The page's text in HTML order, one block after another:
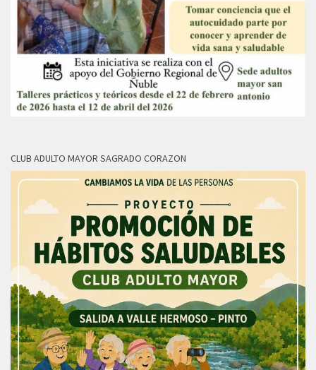
CLUB ADULTO MAYOR SAGRADO CORAZON